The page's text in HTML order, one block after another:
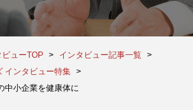
ューTOP
インタビュー記事一覧
インタビュー特集
中小企業を健康体に